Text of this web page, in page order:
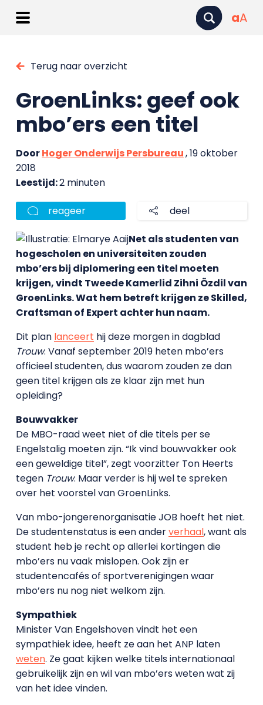
aA
Terug naar overzicht
GroenLinks: geef ook
mbo’ers een titel
DoorHoger Onderwijs Persbureau, 19 oktober
2018
Leestijd:2 minuten
reageer deel
Net als studenten van
hogescholen en universiteiten zouden
mbo’ers bij diplomering een titel moeten
krijgen, vindt Tweede Kamerlid Zihni Özdil van
GroenLinks. Wat hem betreft krijgen ze Skilled,
Craftsman of Expert achter hun naam.
Dit plan lanceert hij deze morgen in dagblad
Trouw. Vanaf september 2019 heten mbo’ers
officieel studenten, dus waarom zouden ze dan
geen titel krijgen als ze klaar zijn met hun
opleiding?
Bouwvakker
De MBO-raad weet niet of die titels per se
Engelstalig moeten zijn. “Ik vind bouwvakker ook
een geweldige titel”, zegt voorzitter Ton Heerts
tegen Trouw. Maar verder is hij wel te spreken
over het voorstel van GroenLinks.
Van mbo-jongerenorganisatie JOB hoeft het niet.
De studentenstatus is een anderverhaal, want als
student heb je recht op allerlei kortingen die
mbo’ers nu vaak mislopen. Ook zijn er
studentencafés of sportverenigingen waar
mbo’ers nu nog niet welkom zijn.
Sympathiek
Minister Van Engelshoven vindt het een
sympathiek idee, heeft ze aan het ANP laten
weten. Ze gaat kijken welke titels internationaal
gebruikelijk zijn en wil van mbo’ers weten wat zij
van het idee vinden.